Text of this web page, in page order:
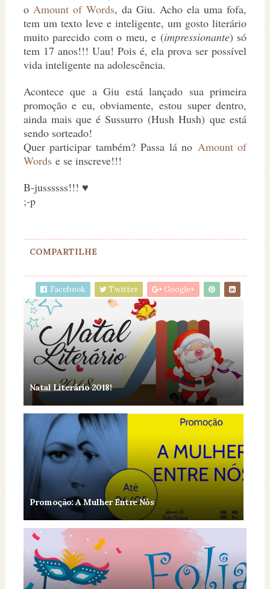
o Amount of Words, da Giu. Acho ela uma fofa,
tem um texto leve e inteligente, um gosto literário
muito parecido com o meu, e (impressionante) só
tem 17 anos!!! Uau! Pois é, ela prova ser possível
vida inteligente na adolescência.
Acontece que a Giu está lançado sua primeira
promoção e eu, obviamente, estou super dentro,
ainda mais que é Sussurro (Hush Hush) que está
sendo sorteado!
Quer participar também? Passa lá no Amount of
Wordse se inscreve!!!
B-jussssss!!! ♥
;-p
COMPARTILHE
Facebook Twitter Google+
Natal Literário 2018!
Promoção: A Mulher Entre Nós